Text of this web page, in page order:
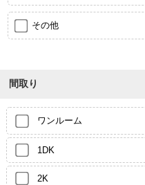
その他
間取り
ワンルーム
1DK
2K